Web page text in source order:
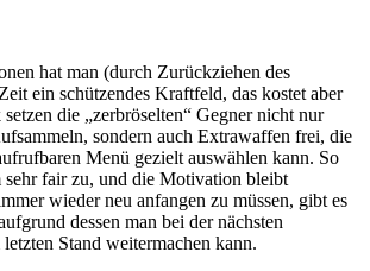
hat man (durch Zurückziehen des
ein schützendes Kraftfeld, das kostet aber
die „zerbröselten“ Gegner nicht nur
sondern auch Extrawaffen frei, die
Menü gezielt auswählen kann. So
sehr fair zu, und die Motivation bleibt
wieder neu anfangen zu müssen, gibt es
dessen man bei der nächsten
letzten Stand weitermachen kann.